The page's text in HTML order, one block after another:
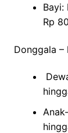
Bayi:
Rp
Donggala –